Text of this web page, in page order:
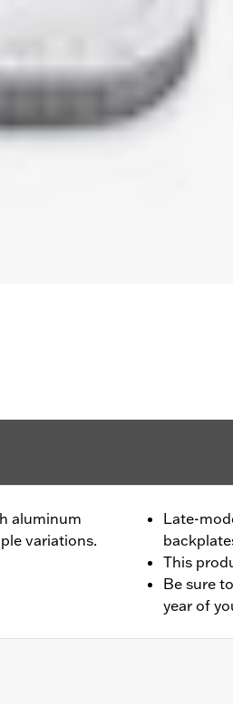
aluminum
variations.
Late-
This
Be sure
year of